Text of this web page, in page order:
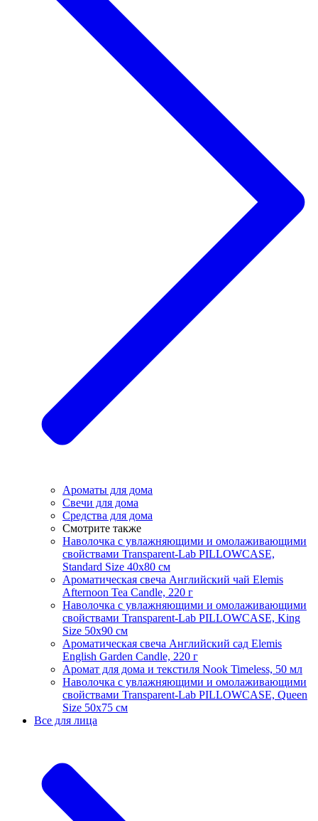
Ароматы для дома
Свечи для дома
Средства для дома
Смотрите также
Наволочка с увлажняющими и омолаживающими
свойствами Transparent-Lab PILLOWCASE,
Standard Size 40x80 см
Ароматическая свеча Английский чай Elemis
Afternoon Tea Candle, 220 г
Наволочка с увлажняющими и омолаживающими
свойствами Transparent-Lab PILLOWCASE, King
Size 50x90 см
Ароматическая свеча Английский сад Elemis
English Garden Candle, 220 г
Аромат для дома и текстиля Nook Timeless, 50 мл
Наволочка с увлажняющими и омолаживающими
свойствами Transparent-Lab PILLOWCASE, Queen
Size 50x75 см
Все для лица